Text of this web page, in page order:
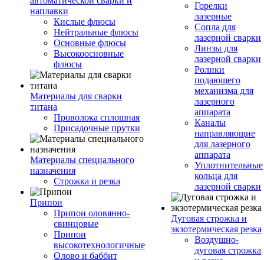
наплавки
Кислые флюсы
Нейтральные флюсы
Основные флюсы
Высокоосновные
флюсы
Материалы для сварки
титана
Проволока сплошная
Присадочные прутки
Материалы специального
назначения
Строжка и резка
Припои
Припои оловянно-
свинцовые
Припои
высокотехнологичные
Олово и баббит
Горелки
лазерные
Сопла для
лазерной сварки
Линзы для
лазерной сварки
Ролики
подающего
механизма для
лазерного
аппарата
Каналы
направляющие
для лазерного
аппарата
Уплотнительные
кольца для
лазерной сварки
Дуговая строжка и
экзотермическая резка
Воздушно-
дуговая строжка